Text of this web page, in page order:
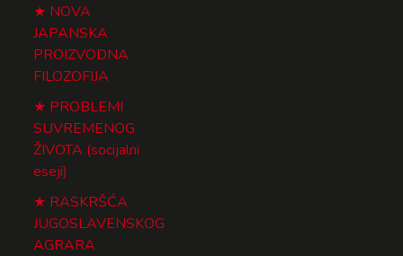
NOVA
JAPANSKA
PROIZVODNA
FILOZOFIJA
PROBLEMI
SUVREMENOG
ŽIVOTA (socijalni
eseji)
RASKRŠĆA
JUGOSLAVENSKOG
AGRARA